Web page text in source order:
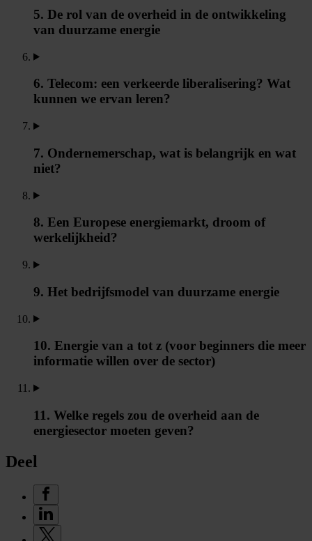
5. De rol van de overheid in de ontwikkeling
van duurzame energie
6. Telecom: een verkeerde liberalisering? Wat
kunnen we ervan leren?
7. Ondernemerschap, wat is belangrijk en wat
niet?
8. Een Europese energiemarkt, droom of
werkelijkheid?
9. Het bedrijfsmodel van duurzame energie
10. Energie van a tot z (voor beginners die meer
informatie willen over de sector)
11. Welke regels zou de overheid aan de
energiesector moeten geven?
Deel